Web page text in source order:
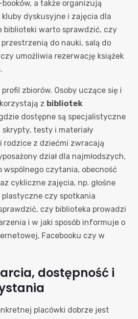
a także organizują
dyskusyjne i zajęcia dla
biblioteki warto sprawdzić, czy
do nauki, salą do
umożliwia rezerwację książek
zbiorów. Osoby uczące się i
z bibliotek
dostępne są specjalistyczne
testy i materiały
rodzice z dziećmi zwracają
dział dla najmłodszych,
wspólnego czytania, obecność
cykliczne zajęcia, np. głośne
czy spotkania
czy biblioteka prowadzi
i w jaki sposób informuje o
Facebooku czy w
dostępność i
placówki dobrze jest